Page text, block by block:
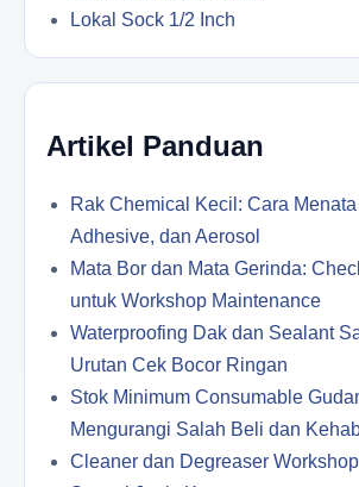
Lokal Sock 1/2 Inch
Artikel Panduan
Rak Chemical Kecil: Cara
Adhesive, dan Aerosol
Mata Bor dan Mata Gerinda:
untuk Workshop Maintenance
Waterproofing Dak dan Sealant
Urutan Cek Bocor Ringan
Stok Minimum Consumable
Mengurangi Salah Beli dan
Cleaner dan Degreaser